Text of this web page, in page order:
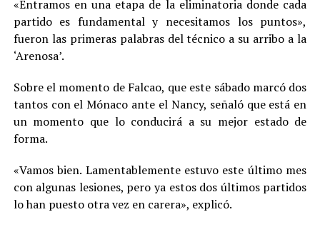
«Entramos en una etapa de la eliminatoria donde cada
partido es fundamental y necesitamos los puntos»,
fueron las primeras palabras del técnico a su arribo a la
‘Arenosa’.
Sobre el momento de Falcao, que este sábado marcó dos
tantos con el Mónaco ante el Nancy, señaló que está en
un momento que lo conducirá a su mejor estado de
forma.
«Vamos bien. Lamentablemente estuvo este último mes
con algunas lesiones, pero ya estos dos últimos partidos
lo han puesto otra vez en carera», explicó.